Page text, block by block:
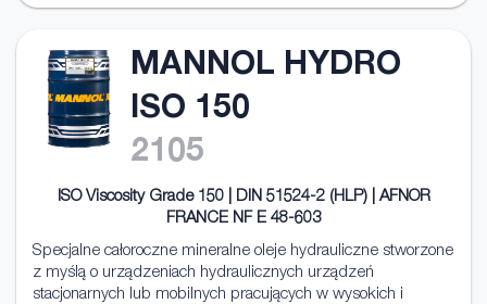
MANNOL HYDRO
ISO 150
2105
ISO Viscosity Grade 150 | DIN 51524-2 (HLP) | AFNOR
FRANCE NF E 48-603
Specjalne całoroczne mineralne oleje hydrauliczne stworzone
z myślą o urządzeniach hydraulicznych urządzeń
stacjonarnych lub mobilnych pracujących w wysokich i